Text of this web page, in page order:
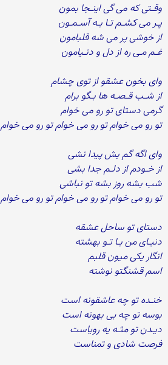
وقـتی که می گی اینـجا بمون
پـر می کشـم تـا بـه آسـمـون
از خوشی پر می شه قلبامون
غـم مـی ره از دل و دنـیامون
وای بخون عشقو از توی چشام
از شـب قـصـه ها بـگو برام
گرمی دستای تو رو می خوام
تو رو می خوام تو رو می خوام تو رو می خوام
وای اگه گم بش پیدا نشی
از خـودم از دلـم جدا بشی
شب بشه روز بشه تو نباشی
تو رو می خوام تو رو می خوام تو رو می خوام
دستای تو ساحل عشقه
دنیـای من بـا تـو بهشته
انگار یکی میون قلبم
اسم قشنگتو نوشته
خنـده تو چه عاشقونه است
بوسه تو چه بی بهونه است
دیـدن تو مثـه یه رویاست
فرصت شادی و تمناست